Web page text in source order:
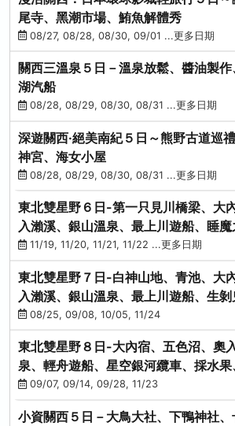
尾寺、黑潮市場、鮪魚解體秀
08/27, 08/28, 08/30, 09/01 ...更多日期
關西三溫泉５日－溫泉放鬆、醬油製
湖汽船
08/28, 08/29, 08/30, 08/31 ...更多日期
深遊關西·絕美南紀５日～熊野古道巡
神宮、海女小屋
08/28, 08/29, 08/30, 08/31 ...更多日期
東北雙星野６日-第一只見川橋梁、大
入瀨溪、銀山溫泉、最上川遊船、睡魔
(仙/青)
11/19, 11/20, 11/21, 11/22 ...更多日期
東北雙星野７日-白神山地、青池、大
入瀨溪、銀山溫泉、最上川遊船、生
進免稅店)(仙/青)
08/25, 09/08, 10/05, 11/24
東北雙星野８日-大內宿、五色沼、奧
泉、輕舟遊船、星空銀河纜車、採水
(不進免稅店)(仙/青)
09/07, 09/14, 09/28, 11/23
小資關西５日－大鳥大社、下鴨神社、